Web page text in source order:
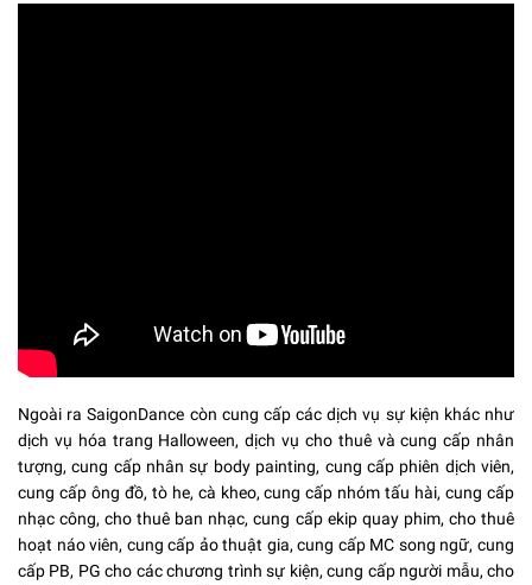
Ngoài ra SaigonDance còn cung cấp các dịch vụ sự kiện khác như
dịch vụ hóa trang Halloween, dịch vụ cho thuê và cung cấp nhân
tượng, cung cấp nhân sự body painting, cung cấp phiên dịch viên,
cung cấp ông đồ, tò he, cà kheo, cung cấp nhóm tấu hài, cung cấp
nhạc công, cho thuê ban nhạc, cung cấp ekip quay phim, cho thuê
hoạt náo viên, cung cấp ảo thuật gia, cung cấp MC song ngữ, cung
cấp PB, PG cho các chương trình sự kiện, cung cấp người mẫu, cho